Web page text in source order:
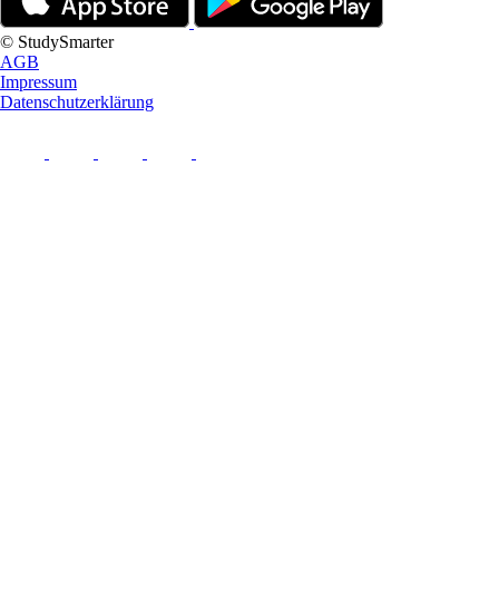
© StudySmarter
AGB
Impressum
Datenschutzerklärung